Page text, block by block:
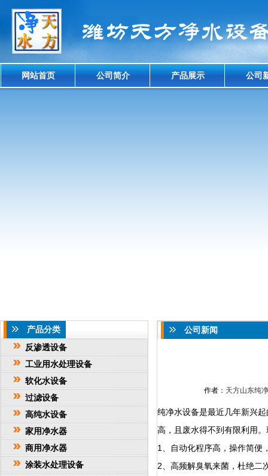
网站首页 公司简介 产品展示 公司
产品分类
反渗透设备
工业用水处理设备
软化水设备
过滤设备
高纯水设备
家用净水器
商用净水器
涂装水处理设备
公司新闻
作者： 天方山东纯
纯净水设备是最近几年新兴
高，且废水得不到有限利用
1、自动化程序高，操作简便
2、高频解臭氧来菌，杜绝二